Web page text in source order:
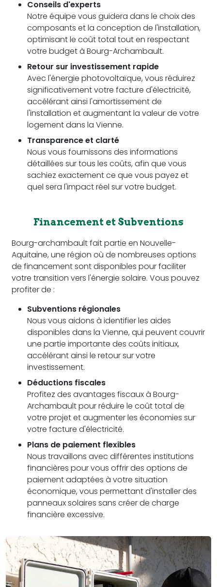
Conseils d'experts
Notre équipe vous guidera dans le choix des
composants et la conception de l'installation,
optimisant le coût total tout en respectant
votre budget à Bourg-Archambault.
Retour sur investissement rapide
Avec l'énergie photovoltaïque, vous réduirez
significativement votre facture d'électricité,
accélérant ainsi l'amortissement de
l'installation et augmentant la valeur de votre
logement dans la Vienne.
Transparence et clarté
Nous vous fournissons des informations
détaillées sur tous les coûts, afin que vous
sachiez exactement ce que vous payez et
quel sera l'impact réel sur votre budget.
Financement et Subventions
Bourg-archambault fait partie en Nouvelle-
Aquitaine, une région où de nombreuses options
de financement sont disponibles pour faciliter
votre transition vers l'énergie solaire. Vous pouvez
profiter de :
Subventions régionales
Nous vous aidons à identifier les aides
disponibles dans la Vienne, qui peuvent couvrir
une partie importante des coûts initiaux,
accélérant ainsi le retour sur votre
investissement.
Déductions fiscales
Profitez des avantages fiscaux à Bourg-
Archambault pour réduire le coût total de
votre projet et augmenter les économies sur
votre facture d'électricité.
Plans de paiement flexibles
Nous travaillons avec différentes institutions
financières pour vous offrir des options de
paiement adaptées à votre situation
économique, vous permettant d'installer des
panneaux solaires sans créer de charge
financière excessive.